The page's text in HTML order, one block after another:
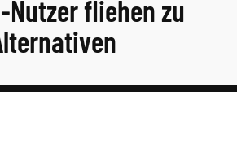
Nutzer fliehen zu